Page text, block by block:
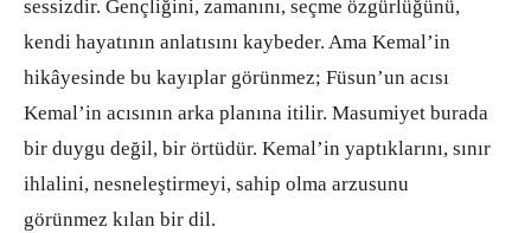
sessizdir. Gençliğini, zamanını, seçme özgürlüğünü,
kendi hayatının anlatısını kaybeder. Ama Kemal’in
hikâyesinde bu kayıplar görünmez; Füsun’un acısı
Kemal’in acısının arka planına itilir. Masumiyet burada
bir duygu değil, bir örtüdür. Kemal’in yaptıklarını, sınır
ihlalini, nesneleştirmeyi, sahip olma arzusunu
görünmez kılan bir dil.